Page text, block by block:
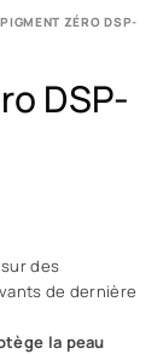
ZÉRO DSP-
DSP-
des
de dernière
la peau